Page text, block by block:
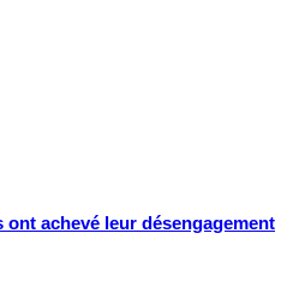
achevé leur désengagement